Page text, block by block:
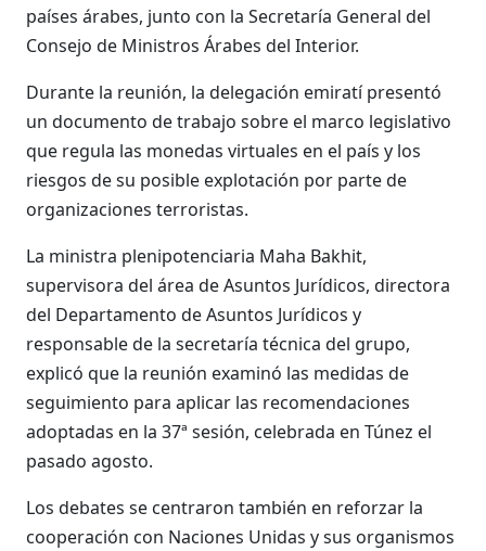
países árabes, junto con la Secretaría General del
Consejo de Ministros Árabes del Interior.
Durante la reunión, la delegación emiratí presentó
un documento de trabajo sobre el marco legislativo
que regula las monedas virtuales en el país y los
riesgos de su posible explotación por parte de
organizaciones terroristas.
La ministra plenipotenciaria Maha Bakhit,
supervisora del área de Asuntos Jurídicos, directora
del Departamento de Asuntos Jurídicos y
responsable de la secretaría técnica del grupo,
explicó que la reunión examinó las medidas de
seguimiento para aplicar las recomendaciones
adoptadas en la 37ª sesión, celebrada en Túnez el
pasado agosto.
Los debates se centraron también en reforzar la
cooperación con Naciones Unidas y sus organismos